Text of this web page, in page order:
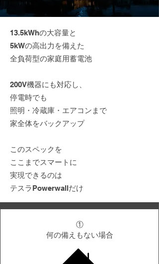
13.5kWhの大容量と
5kWの高出力を備えた
全負荷型の家庭用蓄電池
200V機器にも対応し、
停電時でも
照明・冷蔵庫・エアコンまで
家全体をバックアップ
このスペックを
ここまでスマートに
実現できるのは
テスラPowerwallだけ
①
何の備えもない場合